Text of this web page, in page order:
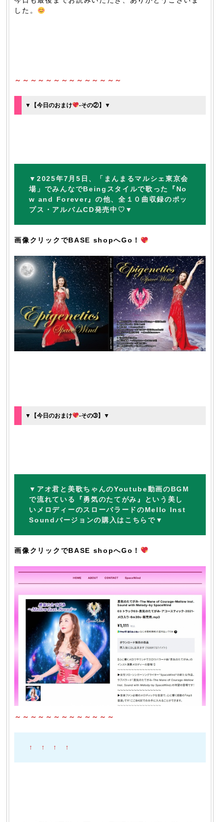
した。
～～～～～～～～～～～～～～
▼【今日のおまけ -その②】▼
▼2025年7月5日、「まんまるマルシェ東京会
場」でみんなでBeingスタイルで歌った『No
w and Forever』の他、全１０曲収録のポッ
プス・アルバムCD発売中♡▼
画像クリックでBASE shopへGo！
▼【今日のおまけ -その➂】▼
▼ アオ君と美歌ちゃんのYoutube動画のBGM
で流れている『勇気のたてがみ』という美し
いメロディーのスローバラードのMello Inst
Soundバージョンの購入はこちらで▼
画像クリックでBASE shopへGo！
～～～～～～～～～～～～～
↑ ↑ ↑ ↑